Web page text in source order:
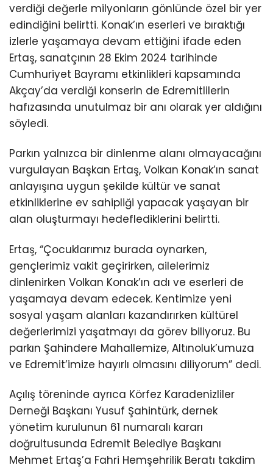
verdiği değerle milyonların gönlünde özel bir yer
edindiğini belirtti. Konak’ın eserleri ve bıraktığı
izlerle yaşamaya devam ettiğini ifade eden
Ertaş, sanatçının 28 Ekim 2024 tarihinde
Cumhuriyet Bayramı etkinlikleri kapsamında
Akçay’da verdiği konserin de Edremitlilerin
hafızasında unutulmaz bir anı olarak yer aldığını
söyledi.
Parkın yalnızca bir dinlenme alanı olmayacağını
vurgulayan Başkan Ertaş, Volkan Konak’ın sanat
anlayışına uygun şekilde kültür ve sanat
etkinliklerine ev sahipliği yapacak yaşayan bir
alan oluşturmayı hedeflediklerini belirtti.
Ertaş, “Çocuklarımız burada oynarken,
gençlerimiz vakit geçirirken, ailelerimiz
dinlenirken Volkan Konak’ın adı ve eserleri de
yaşamaya devam edecek. Kentimize yeni
sosyal yaşam alanları kazandırırken kültürel
değerlerimizi yaşatmayı da görev biliyoruz. Bu
parkın Şahindere Mahallemize, Altınoluk’umuza
ve Edremit’imize hayırlı olmasını diliyorum” dedi.
Açılış töreninde ayrıca Körfez Karadenizliler
Derneği Başkanı Yusuf Şahintürk, dernek
yönetim kurulunun 61 numaralı kararı
doğrultusunda Edremit Belediye Başkanı
Mehmet Ertaş’a Fahri Hemşehrilik Beratı takdim